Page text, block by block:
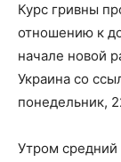
Курс гривны
отношению к
начале новой
Украина со
понедельник,
Утром средний